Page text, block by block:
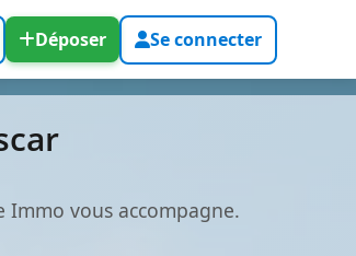
Déposer Se connecter
Immo vous accompagne.